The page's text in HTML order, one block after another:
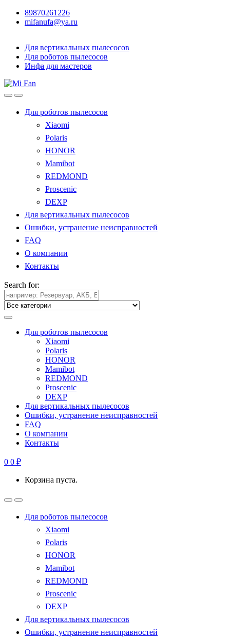
89870261226
mifanufa@ya.ru
Для вертикальных пылесосов
Для роботов пылесосов
Инфа для мастеров
Для роботов пылесосов
Xiaomi
Polaris
HONOR
Mamibot
REDMOND
Proscenic
DEXP
Для вертикальных пылесосов
Ошибки, устранение неисправностей
FAQ
О компании
Контакты
Search for:
Для роботов пылесосов
Xiaomi
Polaris
HONOR
Mamibot
REDMOND
Proscenic
DEXP
Для вертикальных пылесосов
Ошибки, устранение неисправностей
FAQ
О компании
Контакты
0 0 ₽
Корзина пуста.
Для роботов пылесосов
Xiaomi
Polaris
HONOR
Mamibot
REDMOND
Proscenic
DEXP
Для вертикальных пылесосов
Ошибки, устранение неисправностей